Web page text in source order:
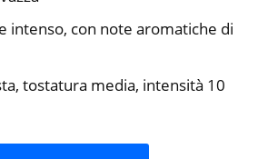
intenso, con note aromatiche di
tostatura media, intensità 10